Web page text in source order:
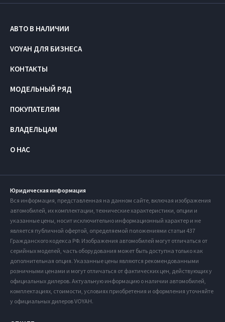
АВТО В НАЛИЧИИ
VOYAH ДЛЯ БИЗНЕСА
КОНТАКТЫ
МОДЕЛЬНЫЙ РЯД
ПОКУПАТЕЛЯМ
ВЛАДЕЛЬЦАМ
О НАС
Юридическая информация
Вся информация, представленная на данном сайте, включая изображения
автомобилей, их комплектации, технические характеристики, опции и
указанные цены, носит исключительно информационный характер и не
является публичной офертой, определяемой положениями статьи 437
Гражданского кодекса РФ. Изображения автомобилей могут отличаться от
серийных моделей, часть оборудования может быть доступна только как
дополнительная опция. Указанные цены являются рекомендованными
розничными ценами и могут отличаться от фактических цен, действующих у
официальных дилеров. Актуальную информацию о наличии автомобилей,
комплектациях, стоимости, условиях приобретения и оформления уточняйте
у официальных дилеров VOYAH.